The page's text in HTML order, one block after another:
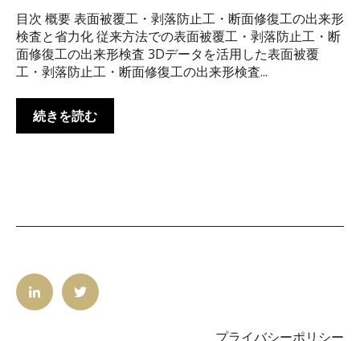
目次 概要 表面被覆工・剥落防止工・断面修復工の出来形
検査と省力化 従来方法での表面被覆工・剥落防止工・断
面修復工の出来形検査 3Dデータを活用した表面被覆
工・剥落防止工・断面修復工の出来形検査...
続きを読む
プライバシーポリシー